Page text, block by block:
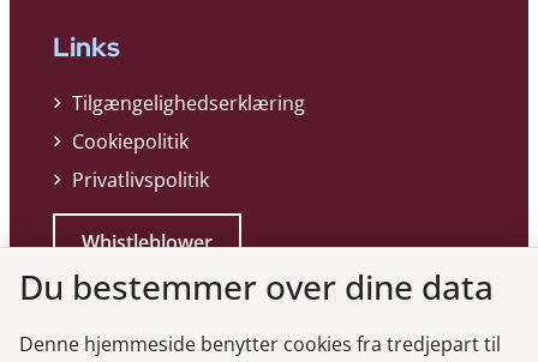
Links
Tilgængelighedserklæring
Cookiepolitik
Privatlivspolitik
Whistleblower
Du bestemmer over dine data
Denne hjemmeside benytter cookies fra tredjepart til